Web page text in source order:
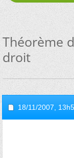
Théorème
droit
18/11/2007,